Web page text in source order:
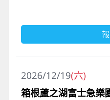
2026/12/19(六)
箱根蘆之湖富士急樂